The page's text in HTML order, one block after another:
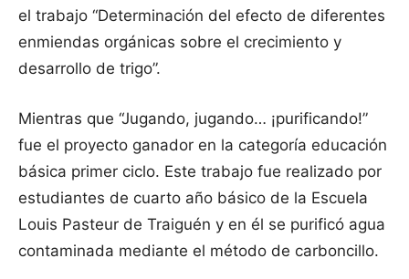
el trabajo “Determinación del efecto de diferentes
enmiendas orgánicas sobre el crecimiento y
desarrollo de trigo”.
Mientras que “Jugando, jugando… ¡purificando!”
fue el proyecto ganador en la categoría educación
básica primer ciclo. Este trabajo fue realizado por
estudiantes de cuarto año básico de la Escuela
Louis Pasteur de Traiguén y en él se purificó agua
contaminada mediante el método de carboncillo.